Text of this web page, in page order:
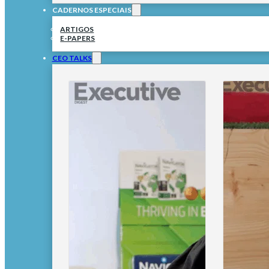
CADERNOS ESPECIAIS
ARTIGOS
E-PAPERS
CEO TALKS